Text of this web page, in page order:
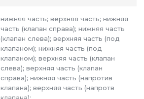
нижняя часть; верхняя часть; нижняя
часть (клапан справа); нижняя часть
(клапан слева); верхняя часть (под
клапаном); нижняя часть (под
клапаном); верхняя часть (клапан
слева); верхняя часть (клапан
справа); нижняя часть (напротив
клапана); верхняя часть (напротв